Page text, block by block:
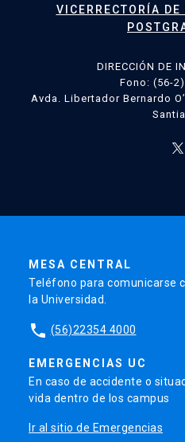
VICERRECTORÍA
DIRECCIÓN DE
Fono: (56-
Avda. Libertador Bernardo
MESA CENTRAL
Teléfono para comunicarse
la Universidad.
phone (56)22354 4000
EMERGENCIAS UC
En caso de accidente o
vida dentro de los campus
Ir al sitio de Emergencias